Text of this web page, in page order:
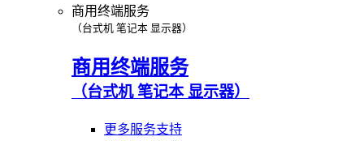
商用终端服务
（台式机 笔记本 显示器）
商用终端服务
（台式机 笔记本 显示器）
更多服务支持